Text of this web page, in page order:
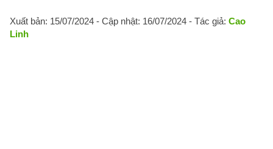
Xuất bản: 15/07/2024 - Cập nhật: 16/07/2024 - Tác giả: Cao
Linh